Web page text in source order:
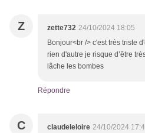
Z zette732 24/10/2024 18:05
Bonjour<br /> c'est très triste
rien d'autre je risque d’être
lâche les bombes
Répondre
C claudeleloire 24/10/2024